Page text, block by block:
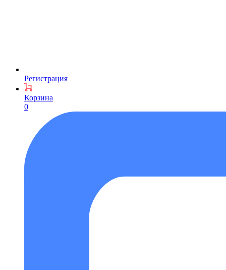
Регистрация
Корзина
0